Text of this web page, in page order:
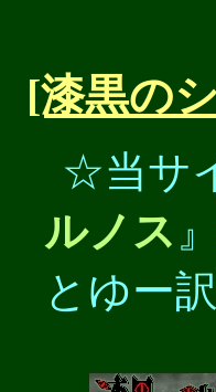
[漆黒の
☆当サ
ルノス
とゆー